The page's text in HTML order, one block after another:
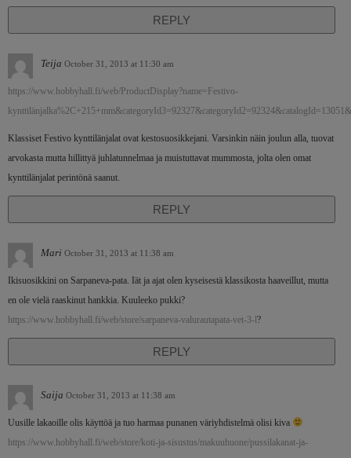
REPLY
Teija October 31, 2013 at 11:30 am
https://www.hobbyhall.fi/web/ProductDisplay?name=Festivo-
Klassiset Festivo kynttilänjalat ovat kestosuosikkejani. Varsinkin näin joulun alla, tuovat
arvokasta mutta hillittyä juhlatunnelmaa ja muistuttavat mummosta, jolta olen omat
kynttilänjalat perintönä saanut.
REPLY
Mari October 31, 2013 at 11:38 am
Ikisuosikkini on Sarpaneva-pata. Iät ja ajat olen kyseisestä klassikosta haaveillut, mutta
en ole vielä raaskinut hankkia. Kuuleeko pukki?
https://www.hobbyhall.fi/web/store/sarpaneva-valurautapata-vet-3-l ?
REPLY
Saija October 31, 2013 at 11:38 am
Uusille lakaoille olis käyttöä ja tuo harmaa punanen väriyhdistelmä olisi kiva
https://www.hobbyhall.fi/web/store/koti-ja-sisustus/makuuhuone/pussilakanat-ja-